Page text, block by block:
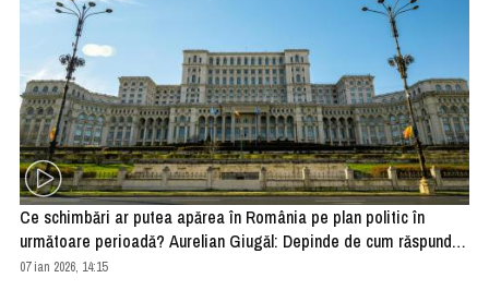
Ce schimbări ar putea apărea în România pe plan politic în
următoare perioadă? Aurelian Giugăl: Depinde de cum răspunde
populația
07 ian 2026, 14:15